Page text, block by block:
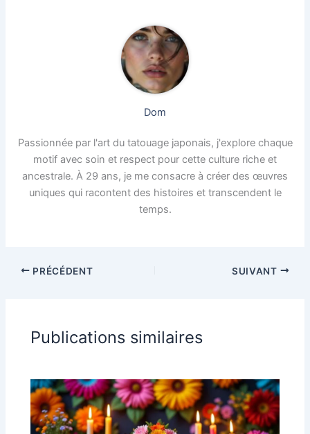
Dom
Passionnée par l'art du tatouage japonais, j'explore chaque
motif avec soin et respect pour cette culture riche et
ancestrale. À 29 ans, je me consacre à créer des œuvres
uniques qui racontent des histoires et transcendent le
temps.
PRÉCÉDENT SUIVANT
Publications similaires